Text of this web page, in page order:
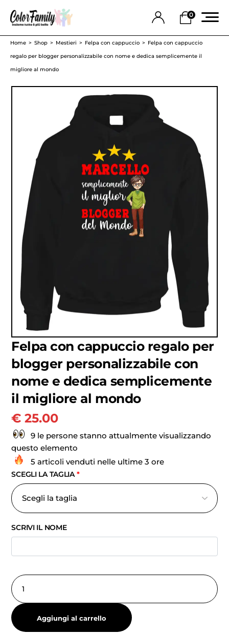
0
Home Shop Mestieri Felpa con cappuccio
Felpa con cappuccio
regalo per blogger personalizzabile con nome e dedica semplicemente il
migliore al mondo
Felpa con cappuccio regalo per
blogger personalizzabile con
nome e dedica semplicemente
il migliore al mondo
€ 25.00
9 le persone stanno attualmente visualizzando
questo elemento
5 articoli venduti nelle ultime 3 ore
SCEGLI LA TAGLIA*
SCRIVI IL NOME
Aggiungi al carrello